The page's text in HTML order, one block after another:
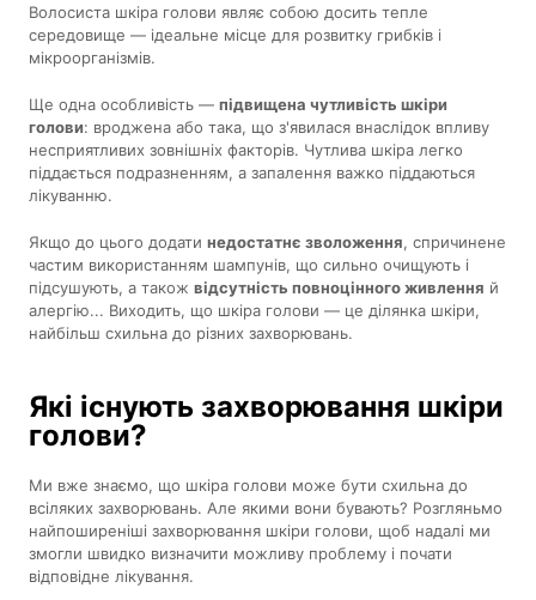
Волосиста шкіра голови являє собою досить тепле
середовище — ідеальне місце для розвитку грибків і
мікроорганізмів.
Ще одна особливість —підвищена чутливість шкіри
голови: вроджена або така, що з'явилася внаслідок впливу
несприятливих зовнішніх факторів. Чутлива шкіра легко
піддається подразненням, а запалення важко піддаються
лікуванню.
Якщо до цього додатинедостатнє зволоження, спричинене
частим використанням шампунів, що сильно очищують і
підсушують, а такожвідсутність повноцінного живлення й
алергію... Виходить, що шкіра голови — це ділянка шкіри,
найбільш схильна до різних захворювань.
Які існують захворювання шкіри
голови?
Ми вже знаємо, що шкіра голови може бути схильна до
всіляких захворювань. Але якими вони бувають? Розгляньмо
найпоширеніші захворювання шкіри голови, щоб надалі ми
змогли швидко визначити можливу проблему і почати
відповідне лікування.